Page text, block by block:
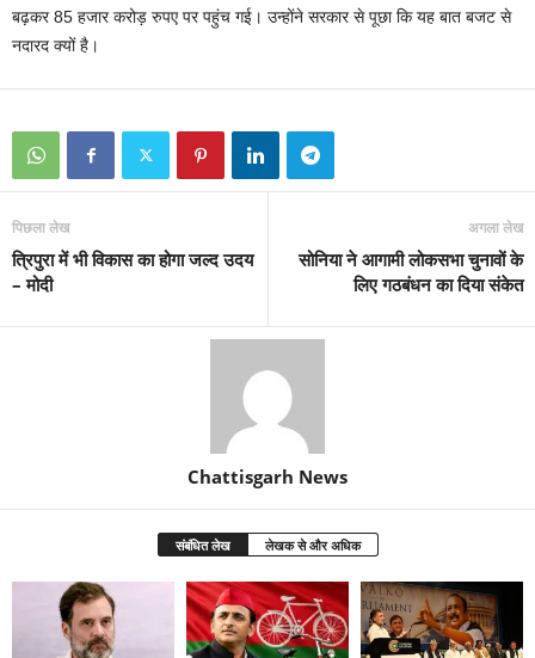
बढ़कर 85 हजार करोड़ रुपए पर पहुंच गई। उन्होंने सरकार से पूछा कि यह बात बजट से
नदारद क्यों है।
पिछला लेख
त्रिपुरा में भी विकास का होगा जल्द उदय
– मोदी
अगला लेख
सोनिया ने आगामी लोकसभा चुनावों के
लिए गठबंधन का दिया संकेत
Chattisgarh News
संबंधित लेख लेखक से और अधिक